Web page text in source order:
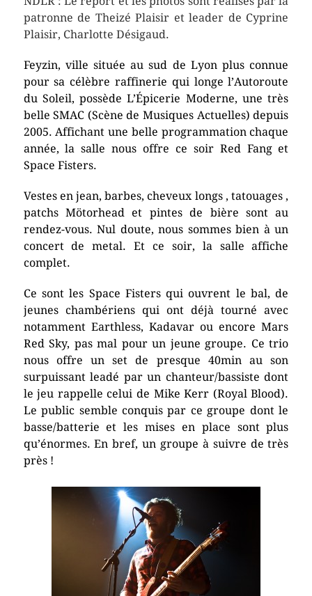
patronne de Theizé Plaisir et leader de Cyprine
Plaisir, Charlotte Désigaud.
Feyzin, ville située au sud de Lyon plus connue
pour sa célèbre raffinerie qui longe l’Autoroute
du Soleil, possède L’Épicerie Moderne, une très
belle SMAC (Scène de Musiques Actuelles) depuis
2005. Affichant une belle programmation chaque
année, la salle nous offre ce soir Red Fang et
Space Fisters.
Vestes en jean, barbes, cheveux longs , tatouages ,
patchs Mötorhead et pintes de bière sont au
rendez-vous. Nul doute, nous sommes bien à un
concert de metal. Et ce soir, la salle affiche
complet.
Ce sont les Space Fisters qui ouvrent le bal, de
jeunes chambériens qui ont déjà tourné avec
notamment Earthless, Kadavar ou encore Mars
Red Sky, pas mal pour un jeune groupe. Ce trio
nous offre un set de presque 40min au son
surpuissant leadé par un chanteur/bassiste dont
le jeu rappelle celui de Mike Kerr (Royal Blood).
Le public semble conquis par ce groupe dont le
basse/batterie et les mises en place sont plus
qu’énormes. En bref, un groupe à suivre de très
près !